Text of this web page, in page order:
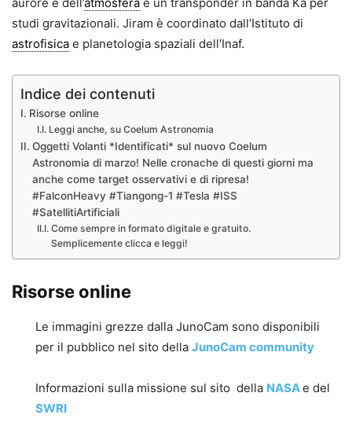
aurore e dell’atmosfera e un transponder in banda Ka per
studi gravitazionali. Jiram è coordinato dall’Istituto di
astrofisica e planetologia spaziali dell’Inaf.
Indice dei contenuti
Risorse online
Leggi anche, su Coelum Astronomia
Oggetti Volanti *Identificati* sul nuovo Coelum
Astronomia di marzo! Nelle cronache di questi giorni ma
anche come target osservativi e di ripresa!
#FalconHeavy #Tiangong-1 #Tesla #ISS
#SatellitiArtificiali
Come sempre in formato digitale e gratuito.
Semplicemente clicca e leggi!
Risorse online
Le immagini grezze dalla JunoCam sono disponibili
per il pubblico nel sito della JunoCam community
Informazioni sulla missione sul sito della NASAe del
SWRI